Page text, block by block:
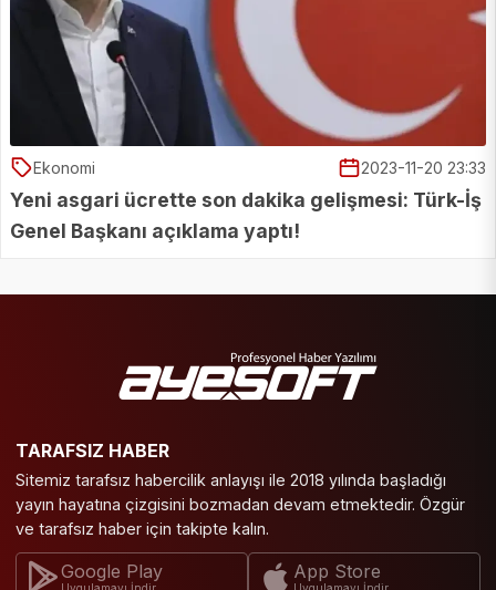
Ekonomi 2023-11-20 23:33
Yeni asgari ücrette son dakika gelişmesi: Türk-İş
Genel Başkanı açıklama yaptı!
TARAFSIZ HABER
Sitemiz tarafsız habercilik anlayışı ile 2018 yılında başladığı
yayın hayatına çizgisini bozmadan devam etmektedir. Özgür
ve tarafsız haber için takipte kalın.
Google Play App Store